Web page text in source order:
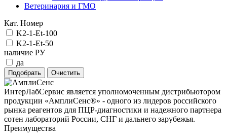
Ветеринария и ГМО
Кат. Номер
K2-1-Et-100
K2-1-Et-50
наличие РУ
да
ИнтерЛабСервис является уполномоченным дистрибьютором
продукции «АмплиСенс®» - одного из лидеров российского
рынка реагентов для ПЦР-диагностики и надежного партнера
сотен лабораторий России, СНГ и дальнего зарубежья.
Преимущества